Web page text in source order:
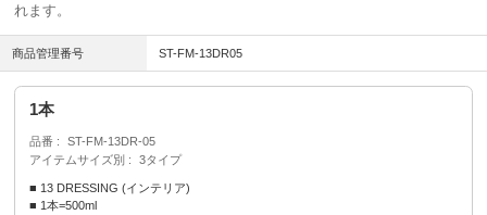
れます。
商品管理番号 ST-FM-13DR05
1本
品番
ST-FM-13DR-05
アイテムサイズ別
3タイプ
■ 13 DRESSING (インテリア)
■ 1本=500ml